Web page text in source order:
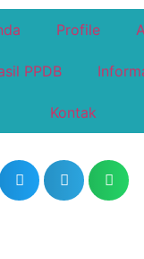
Profile
PPDB
Kontak